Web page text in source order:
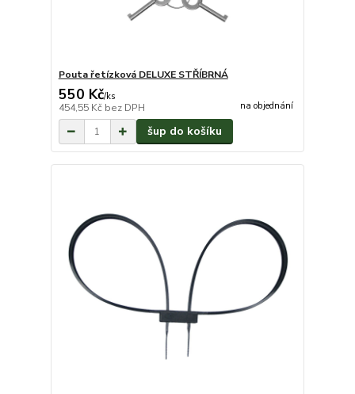
Pouta řetízková DELUXE STŘÍBRNÁ
550 Kč/ks
454,55 Kč bez DPH na objednání
šup do košíku